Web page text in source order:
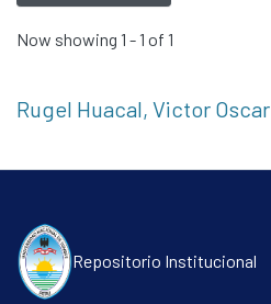
Now showing 1 - 1 of 1
Rugel Huacal, Victor Oscar
Repositorio Institucional